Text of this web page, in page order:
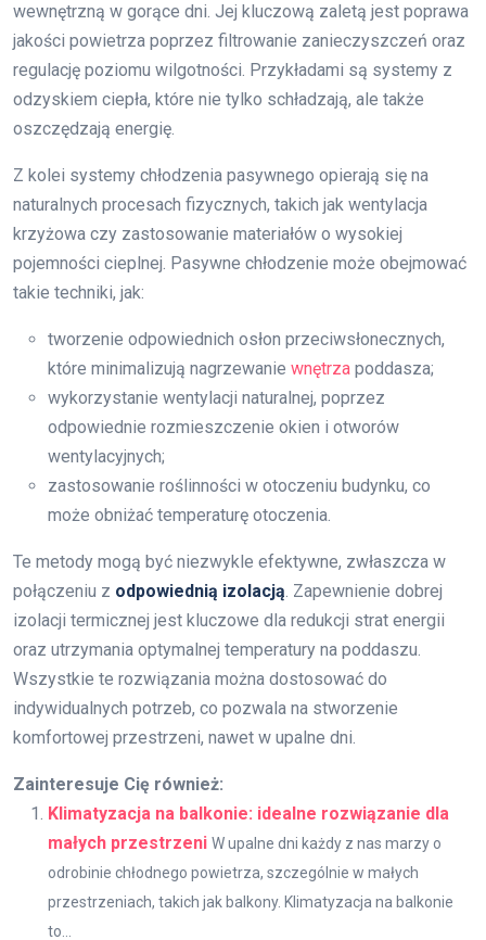
wewnętrzną w gorące dni. Jej kluczową zaletą jest poprawa
jakości powietrza poprzez filtrowanie zanieczyszczeń oraz
regulację poziomu wilgotności. Przykładami są systemy z
odzyskiem ciepła, które nie tylko schładzają, ale także
oszczędzają energię.
Z kolei systemy chłodzenia pasywnego opierają się na
naturalnych procesach fizycznych, takich jak wentylacja
krzyżowa czy zastosowanie materiałów o wysokiej
pojemności cieplnej. Pasywne chłodzenie może obejmować
takie techniki, jak:
tworzenie odpowiednich osłon przeciwsłonecznych,
które minimalizują nagrzewanie wnętrza poddasza;
wykorzystanie wentylacji naturalnej, poprzez
odpowiednie rozmieszczenie okien i otworów
wentylacyjnych;
zastosowanie roślinności w otoczeniu budynku, co
może obniżać temperaturę otoczenia.
Te metody mogą być niezwykle efektywne, zwłaszcza w
połączeniu z odpowiednią izolacją. Zapewnienie dobrej
izolacji termicznej jest kluczowe dla redukcji strat energii
oraz utrzymania optymalnej temperatury na poddaszu.
Wszystkie te rozwiązania można dostosować do
indywidualnych potrzeb, co pozwala na stworzenie
komfortowej przestrzeni, nawet w upalne dni.
Zainteresuje Cię również:
Klimatyzacja na balkonie: idealne rozwiązanie dla
małych przestrzeni W upalne dni każdy z nas marzy o
odrobinie chłodnego powietrza, szczególnie w małych
przestrzeniach, takich jak balkony. Klimatyzacja na balkonie
to...